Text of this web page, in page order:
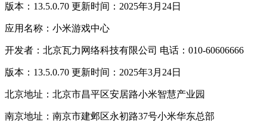
版本：13.5.0.70 更新时间：2025年3月24日
应用名称：小米游戏中心
开发者：北京瓦力网络科技有限公司 电话：010-60606666
版本：13.5.0.70 更新时间：2025年3月24日
北京地址：北京市昌平区安居路小米智慧产业园
南京地址：南京市建邺区永初路37号小米华东总部